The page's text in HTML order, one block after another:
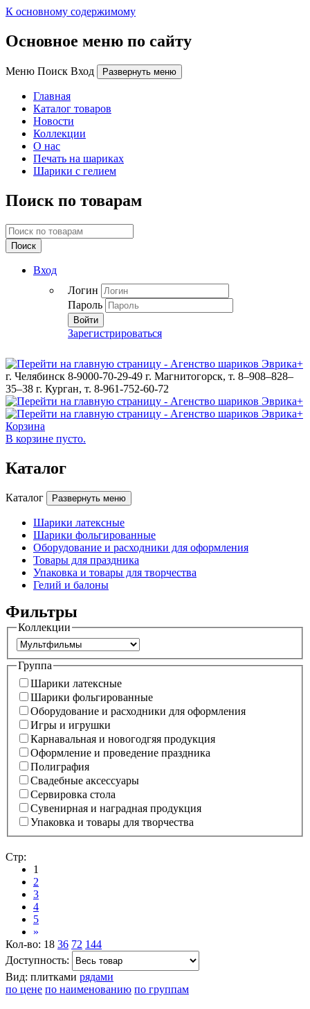
К основному содержимому
Основное меню по сайту
Меню Поиск Вход Развернуть меню
Главная
Каталог товаров
Новости
Коллекции
О нас
Печать на шариках
Шарики с гелием
Поиск по товарам
Поиск
Вход
Логин
Пароль
Войти
Зарегистрироваться
г. Челябинск 8-9000-70-29-49 г. Магнитогорск, т. 8–908–828–
35–38 г. Курган, т. 8-961-752-60-72
Корзина
В корзине пусто.
Каталог
Каталог Развернуть меню
Шарики латексные
Шарики фольгированные
Оборудование и расходники для оформления
Товары для праздника
Упаковка и товары для творчества
Гелий и балоны
Фильтры
Коллекции
Группа
Шарики латексные
Шарики фольгированные
Оборудование и расходники для оформления
Игры и игрушки
Карнавальная и новогодгяя продукция
Оформление и проведение праздника
Полиграфия
Свадебные аксессуары
Сервировка стола
Сувенирная и наградная продукция
Упаковка и товары для творчества
Стр:
1
2
3
4
5
»
Кол-во: 18 36 72 144
Доступность:
Вид: плитками рядами
по цене по наименованию по группам